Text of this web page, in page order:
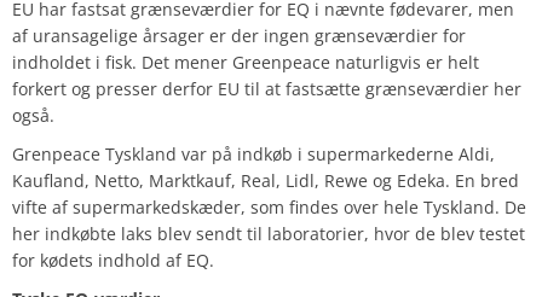
EU har fastsat grænseværdier for EQ i nævnte fødevarer, men
af uransagelige årsager er der ingen grænseværdier for
indholdet i fisk. Det mener Greenpeace naturligvis er helt
forkert og presser derfor EU til at fastsætte grænseværdier her
også.
Grenpeace Tyskland var på indkøb i supermarkederne Aldi,
Kaufland, Netto, Marktkauf, Real, Lidl, Rewe og Edeka. En bred
vifte af supermarkedskæder, som findes over hele Tyskland. De
her indkøbte laks blev sendt til laboratorier, hvor de blev testet
for kødets indhold af EQ.